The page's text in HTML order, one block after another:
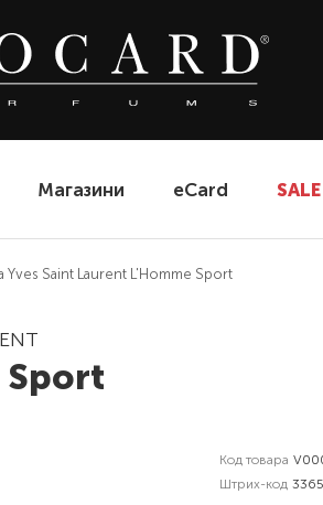
Магазини eCard SALE
Yves Saint Laurent L'Homme Sport
Sport
Код товара
Штрих-код